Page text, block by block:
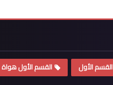
القسم الأول
القسم الأول هواة